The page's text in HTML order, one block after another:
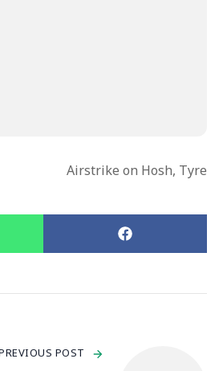
Airstrike on Hosh, Tyre
POST